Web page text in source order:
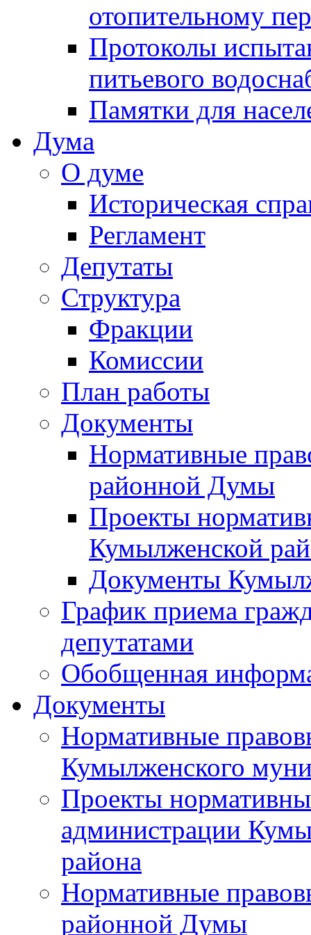
отопительному
Протоколы
питьевого
Памятки для
Дума
О думе
Историческая
Регламент
Депутаты
Структура
Фракции
Комиссии
План работы
Документы
Нормативные
районной Думы
Проекты
Кумылженской
Документы
График приема
депутатами
Обобщенная
Документы
Нормативные
Кумылженского
Проекты
администрации
района
Нормативные
районной Думы